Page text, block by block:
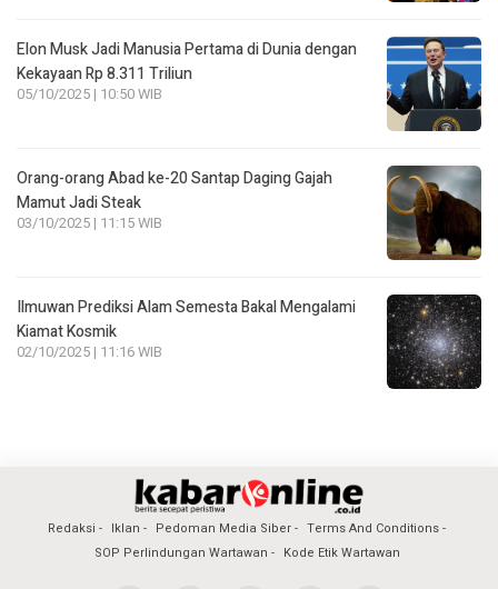
Elon Musk Jadi Manusia Pertama di Dunia dengan
Kekayaan Rp 8.311 Triliun
05/10/2025 | 10:50 WIB
Orang-orang Abad ke-20 Santap Daging Gajah
Mamut Jadi Steak
03/10/2025 | 11:15 WIB
Ilmuwan Prediksi Alam Semesta Bakal Mengalami
Kiamat Kosmik
02/10/2025 | 11:16 WIB
Redaksi Iklan Pedoman Media Siber
Terms And Conditions
SOP Perlindungan Wartawan
Kode Etik Wartawan